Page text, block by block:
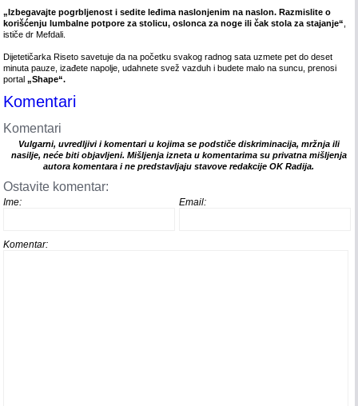
„Izbegavajte pogrbljenost i sedite leđima naslonjenim na naslon. Razmislite o
korišćenju lumbalne potpore za stolicu, oslonca za noge ili čak stola za stajanje“
ističe dr Mefdali.
Dijetetičarka Riseto savetuje da na početku svakog radnog sata uzmete pet do deset
minuta pauze, izađete napolje, udahnete svež vazduh i budete malo na suncu, prenosi
portal„Shape“.
Komentari
Komentari
Vulgarni, uvredljivi i komentari u kojima se podstiče diskriminacija, mržnja ili
nasilje, neće biti objavljeni. Mišljenja izneta u komentarima su privatna mišljenja
autora komentara i ne predstavljaju stavove redakcije OK Radija.
Ostavite komentar:
Ime: Email:
Komentar: